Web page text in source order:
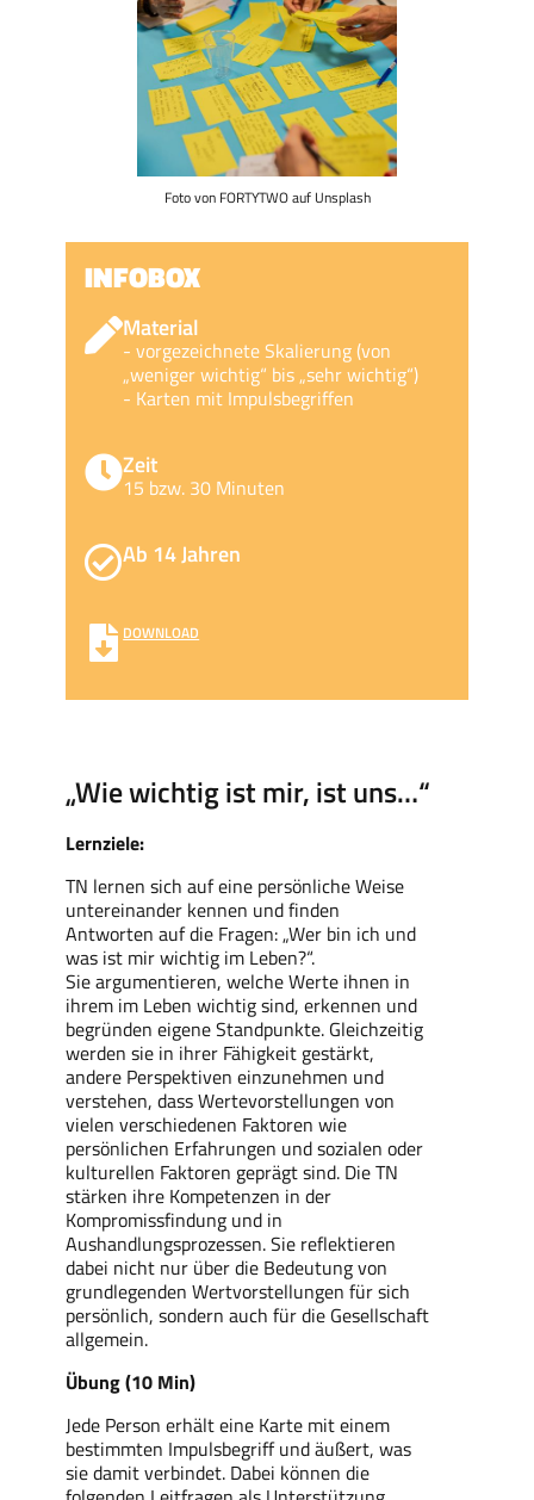
„Wie wichtig ist mir, ist uns…“
Lernziele:
TN lernen sich auf eine persönliche Weise
untereinander kennen und finden
Antworten auf die Fragen: „Wer bin ich und
was ist mir wichtig im Leben?“.
Sie argumentieren, welche Werte ihnen in
ihrem im Leben wichtig sind, erkennen und
begründen eigene Standpunkte. Gleichzeitig
werden sie in ihrer Fähigkeit gestärkt,
andere Perspektiven einzunehmen und
verstehen, dass Wertevorstellungen von
vielen verschiedenen Faktoren wie
persönlichen Erfahrungen und sozialen oder
kulturellen Faktoren geprägt sind. Die TN
stärken ihre Kompetenzen in der
Kompromissfindung und in
Aushandlungsprozessen. Sie reflektieren
dabei nicht nur über die Bedeutung von
grundlegenden Wertvorstellungen für sich
persönlich, sondern auch für die Gesellschaft
allgemein.
Übung (10 Min)
Jede Person erhält eine Karte mit einem
bestimmten Impulsbegriff und äußert, was
sie damit verbindet. Dabei können die
Foto von FORTYTWO auf Unsplash
INFOBOX
Material
- vorgezeichnete Skalierung (von
„weniger wichtig“ bis „sehr wichtig“)
- Karten mit Impulsbegriffen
Zeit
15 bzw. 30 Minuten
Ab 14 Jahren
DOWNLOAD